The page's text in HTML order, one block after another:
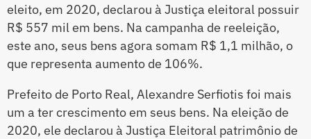
eleito, em 2020, declarou à Justiça eleitoral possuir
R$ 557 mil em bens. Na campanha de reeleição,
este ano, seus bens agora somam R$ 1,1 milhão, o
que representa aumento de 106%.
Prefeito de Porto Real, Alexandre Serfiotis foi mais
um a ter crescimento em seus bens. Na eleição de
2020, ele declarou à Justiça Eleitoral patrimônio de